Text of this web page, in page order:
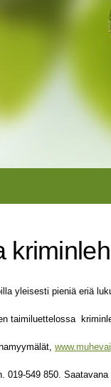
yleisesti pieniä eriä
taimiluettelossa
019-549 850.